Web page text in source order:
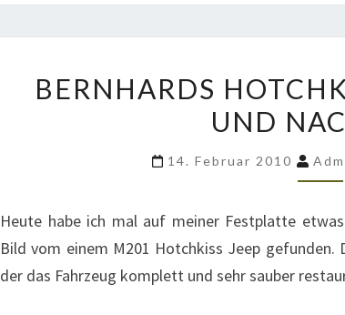
BERNHARDS
UND
14. Februar 2010
Heute habe ich mal auf meiner Festplatte
Bild vom einem M201 Hotchkiss Jeep
der das Fahrzeug komplett und sehr sauber